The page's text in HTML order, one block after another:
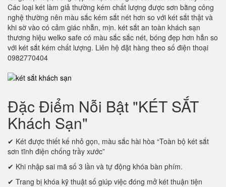
Các loại két làm giả thường kém chất lượng được sơn bằng công
nghệ thường nên màu sắc kém sắt nét hơn so với két sắt thật và
khi sờ vào có cảm giác nhẵn, mịn. két sắt an toàn khách sạn
thương hiệu welko safe có màu sắc sắc nét, bóng đẹp hơn hẳn so
với két sắt kém chất lượng. Liên hệ đặt hàng theo số điện thoại
0982770404
Đặc Điểm Nỗi Bật "KÉT SẮT
Khách Sạn"
✔ Két được thiết kế nhỏ gọn, màu sắc hài hòa “Toàn bộ két sắt
sơn tĩnh điện chống trầy xước”
✔ Khi nhập sai mã số 3 lần và tự động khóa bàn phím.
✔ Trang bị khóa kỹ thuật số giúp việc đóng mở két thuận tiện